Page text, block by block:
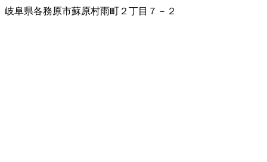
岐阜県各務原市蘇原村雨町２丁目７－２